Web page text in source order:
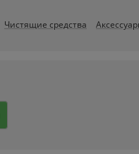
Чистящие средства